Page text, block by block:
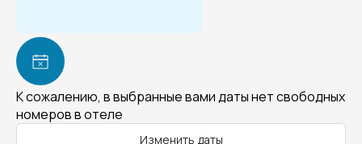
К сожалению, в выбранные вами даты нет свободных
номеров в отеле
Изменить даты